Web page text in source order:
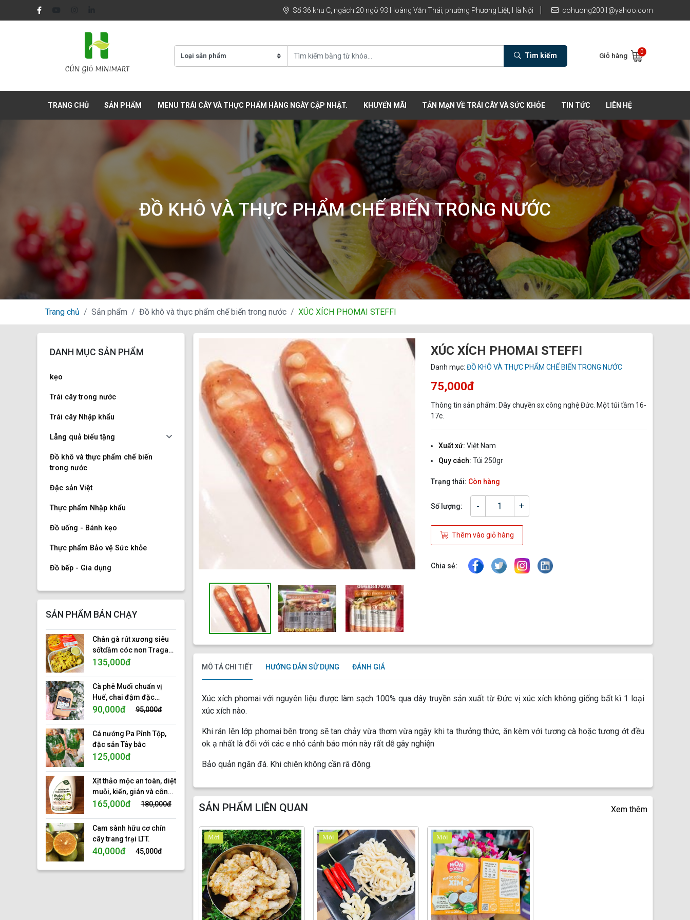
Số 36 khu C, ngách 20 ngõ 93 Hoàng Văn Thái, phường Phương Liệt, Hà Nội cohuong2001@yahoo.com
Tìm kiếm Giỏ hàng 0
TRANG CHỦ SẢN PHẨM MENU TRÁI CÂY VÀ THỰC PHẨM HÀNG NGÀY CẬP NHẬT. KHUYẾN MÃI TẢN MẠN VỀ TRÁI CÂY VÀ SỨC KHỎE TIN TỨC LIÊN HỆ
ĐỒ KHÔ VÀ THỰC PHẨM CHẾ BIẾN TRONG NƯỚC
Trang chủ Sản phẩm Đồ khô và thực phẩm chế biến trong nước XÚC XÍCH PHOMAI STEFFI
XÚC XÍCH PHOMAI STEFFI
Danh mục: ĐỒ KHÔ VÀ THỰC PHẨM CHẾ BIẾN TRONG NƯỚC
75,000đ
Thông tin sản phẩm: Dây chuyền sx công nghệ Đức. Một túi tầm 16-
17c.
Xuất xứ: Việt Nam
Quy cách: Túi 250gr
Trạng thái: Còn hàng
Số lượng: - +
Thêm vào giỏ hàng
Chia sẻ:
MÔ TẢ CHI TIẾT HƯỚNG DẪN SỬ DỤNG ĐÁNH GIÁ
Xúc xích phomai với nguyên liệu được làm sạch 100% qua dây truyền sản xuất từ Đức vị xúc xích không giống bất kì 1 loại
xúc xích nào.
Khi rán lên lớp phomai bên trong sẽ tan chảy vừa thơm vừa ngậy khi ta thưởng thức, ăn kèm với tương cà hoặc tương ớt đều
ok ạ nhất là đối với các e nhỏ cảnh báo món này rất dễ gây nghiện
Bảo quản ngăn đá. Khi chiên không cần rã đông.
SẢN PHẨM LIÊN QUAN Xem thêm
Mới Mới Mới
DANH MỤC SẢN PHẨM
kẹo
Trái cây trong nước
Trái cây Nhập khẩu
Lẵng quả biếu tặng
Đồ khô và thực phẩm chế biến
trong nước
Đặc sản Việt
Thực phẩm Nhập khẩu
Đồ uống - Bánh kẹo
Thực phẩm Bảo vệ Sức khỏe
Đồ bếp - Gia dụng
SẢN PHẨM BÁN CHẠY
Chân gà rút xương siêu
sốtdầm cóc non Traga
foods, hộp nhôm 500gr.
135,000đ
Cà phê Muối chuẩn vị
Huế, chai đậm đặc
350ml
90,000đ 95,000đ
Cá nướng Pa Pỉnh Tộp,
đặc sản Tây bắc
125,000đ
Xịt thảo mộc an toàn, diệt
muỗi, kiến, gián và côn
trùng, tinh dầu thảo mộc
165,000đ 180,000đ
Cam sành hữu cơ chín
cây trang trại LTT.
40,000đ 45,000đ